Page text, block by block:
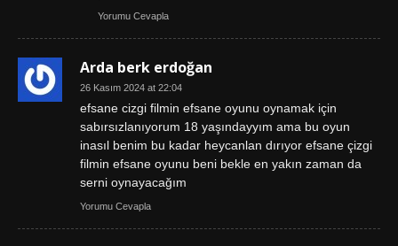
Yorumu Cevapla
Arda berk erdoğan
26 Kasım 2024 at 22:04
efsane cizgi filmin efsane oyunu oynamak için
sabırsızlanıyorum 18 yaşındayyım ama bu oyun
inasıl benim bu kadar heycanlan dırıyor efsane çizgi
filmin efsane oyunu beni bekle en yakın zaman da
serni oynayacağım
Yorumu Cevapla